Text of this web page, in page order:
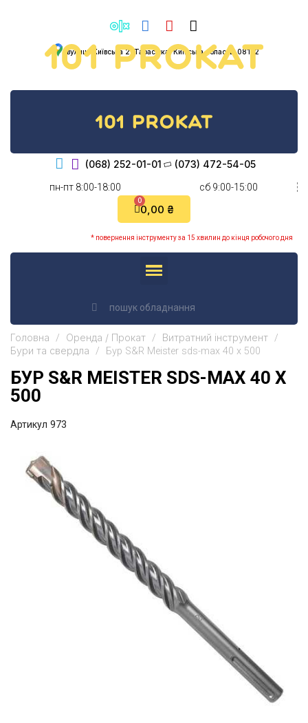
вулиця Київська 2, Тарасівка, Київська область, 08132
(068) 252-01-01 (073) 472-54-05
пн-пт 8:00-18:00 cб 9:00-15:00
0,00 ₴
* повернення інструменту за 15 хвилин до кінця робочого дня
Головна Оренда / Прокат
Витратний інструмент
Бури та свердла
Бур S&R Meister sds-max 40 х 500
БУР S&R MEISTER SDS-MAX 40 Х
500
Артикул 973